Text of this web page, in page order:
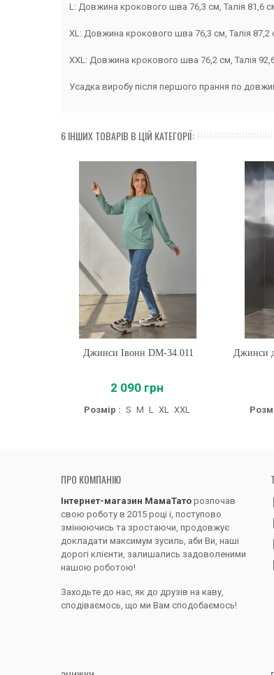
L: Довжина крокового шва 76,3 см, Талія 81,6
XL: Довжина крокового шва 76,3 см, Талія 87,2
XXL: Довжина крокового шва 76,2 см, Талія
Усадка виробу після першого прання по
6 ІНШИХ ТОВАРІВ В ЦІЙ КАТЕГОРІЇ:
Купити
Джинси Івонн DM-34.011
2 090 грн
Розмір : S M L XL XXL
Джинси
ПРО КОМПАНІЮ
Інтернет-магазин МамаТато розпочав
свою роботу в 2015 році і, поступово
змінюючись та зростаючи, продовжує
докладати максимум зусиль, аби Ви, наші
дорогі клієнти, залишались задоволеними
нашою роботою!
Заходьте до нас, як до друзів на каву,
сподіваємось, що ми Вам сподобаємось!